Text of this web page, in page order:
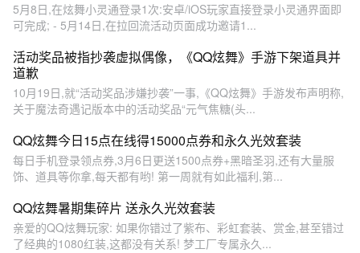
5月8日,在炫舞小灵通登录1次:安卓/iOS玩家直接登录小灵通界面即
可完成; - 5月14日,在拉回流活动页面成功邀请1...
活动奖品被指抄袭虚拟偶像，《QQ炫舞》手游下架道具并
道歉
10月19日,就“活动奖品涉嫌抄袭”一事,《QQ炫舞》手游发布声明称,
关于魔法奇遇记版本中的活动奖品“元气焦糖(头...
QQ炫舞今日15点在线得15000点券和永久光效套装
每日手机登录领点券,3月6日更送1500点券+黑暗圣羽,还有大量服
饰、道具等你拿,每天都有哟! 第一周就有如此福利,第...
QQ炫舞暑期集碎片 送永久光效套装
亲爱的QQ炫舞玩家: 如果你错过了紫布、彩虹套装、赏金,甚至错过
了经典的1080红装,这都没有关系! 梦工厂专属永久...